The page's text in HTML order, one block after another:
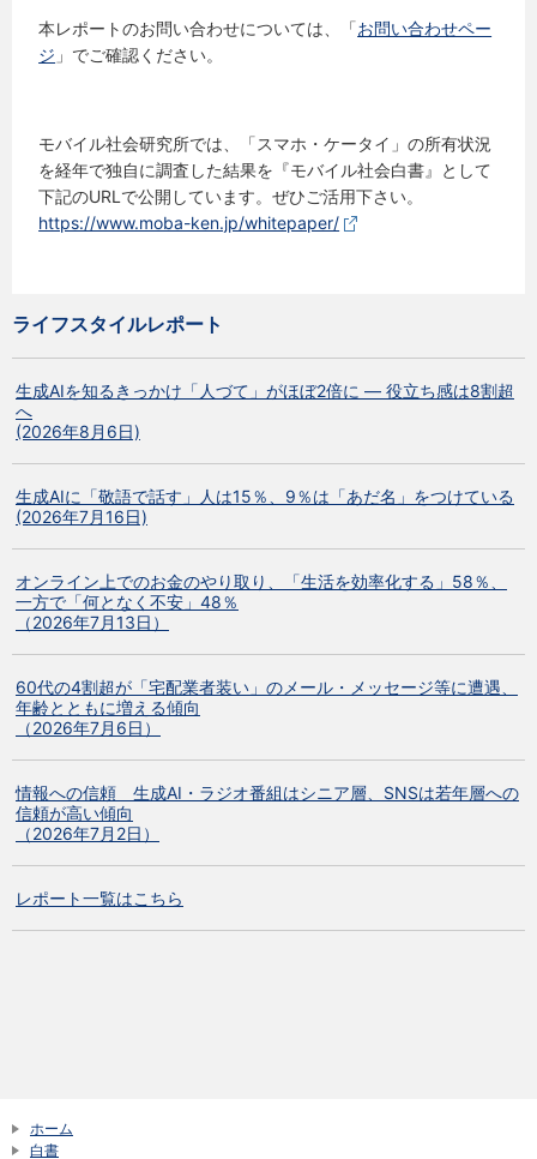
本レポートのお問い合わせについては、「お問い合わせペー
ジ 」でご確認ください。
モバイル社会研究所では、「スマホ・ケータイ」の所有状況
を経年で独自に調査した結果を『モバイル社会白書』として
下記のURLで公開しています。ぜひご活用下さい。
https://www.moba-ken.jp/whitepaper/
ライフスタイルレポート
生成AIを知るきっかけ「人づて」がほぼ2倍に ― 役立ち感は8割超
へ
(2026年8月6日)
生成AIに「敬語で話す」人は15％、9％は「あだ名」をつけている
(2026年7月16日)
オンライン上でのお金のやり取り、「生活を効率化する」58％、
一方で「何となく不安」48％
（2026年7月13日）
60代の4割超が「宅配業者装い」のメール・メッセージ等に遭遇、
年齢とともに増える傾向
（2026年7月6日）
情報への信頼 生成AI・ラジオ番組はシニア層、SNSは若年層への
信頼が高い傾向
（2026年7月2日）
レポート一覧はこちら
ホーム
白書